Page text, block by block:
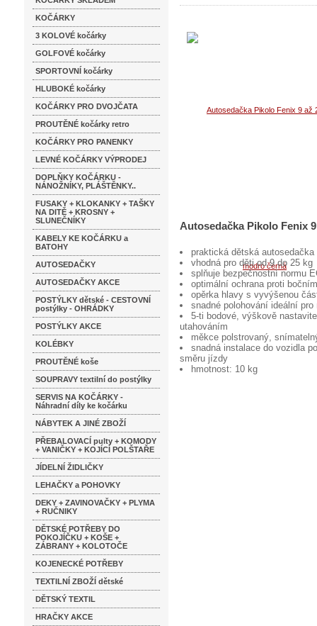
KOČÁRKY
3 KOLOVÉ kočárky
GOLFOVÉ kočárky
SPORTOVNÍ kočárky
HLUBOKÉ kočárky
KOČÁRKY PRO DVOJČATA
PROUTĚNÉ kočárky retro
KOČÁRKY PRO PANENKY
LEVNÉ KOČÁRKY VÝPRODEJ
DOPLŇKY KOČÁRKU -
NÁNOŽNÍKY, PLÁŠTĚNKY..
FUSAKY + KLOKANKY + TAŠKY
NA DITĚ + KROSNY +
SLUNEČNÍKY
KABELY KE KOČÁRKU a
BATOHY
AUTOSEDAČKY
AUTOSEDAČKY AKCE
POSTÝLKY dětské - CESTOVNÍ
postýlky - OHRÁDKY
POSTÝLKY AKCE
KOLÉBKY
PROUTĚNÉ koše
SOUPRAVY textilní do postýlky
SERVIS NA KOČÁRKY -
Náhradní díly ke kočárku
NÁBYTEK A JINÉ ZBOŽÍ
PŘEBALOVACÍ pulty + KOMODY
+ VANIČKY + KOJÍCÍ POLŠTAŘE
JÍDELNÍ ŽIDLIČKY
LEHAČKY a POHOVKY
DEKY + ZAVINOVAČKY + PLYMA
+ RUČNIKY
DĚTSKÉ POTŘEBY DO
POKOJÍČKU + KOŠE +
ZÁBRANY + KOLOTOČE
KOJENECKÉ POTŘEBY
TEXTILNÍ ZBOŽÍ dětské
DĚTSKÝ TEXTIL
HRAČKY AKCE
Autosedačka Pikolo Fenix
praktická dětská autosedačka
vhodná pro děti od 9 do 25 kg
splňuje bezpečnostní normu
optimální ochrana proti
opěrka hlavy s vyvýšenou
snadné polohování ideální
5-ti bodové, výškově
utahováním
měkce polstrovaný,
snadná instalace do vozidla
směru jízdy
hmotnost: 10 kg